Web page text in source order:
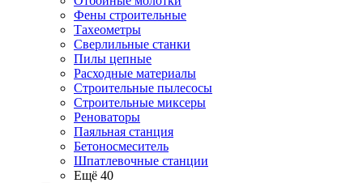
Фены строительные
Тахеометры
Сверлильные станки
Пилы цепные
Расходные материалы
Строительные пылесосы
Строительные миксеры
Реноваторы
Паяльная станция
Бетоносмеситель
Шпатлевочные станции
Ещё 40